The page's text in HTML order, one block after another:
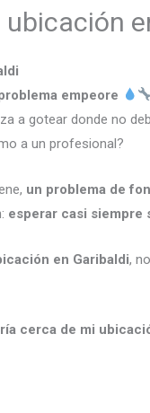
empeore
a gotear donde no
a un profesional?
un problema de
esperar casi siempre
en Garibaldi,
cerca de mi